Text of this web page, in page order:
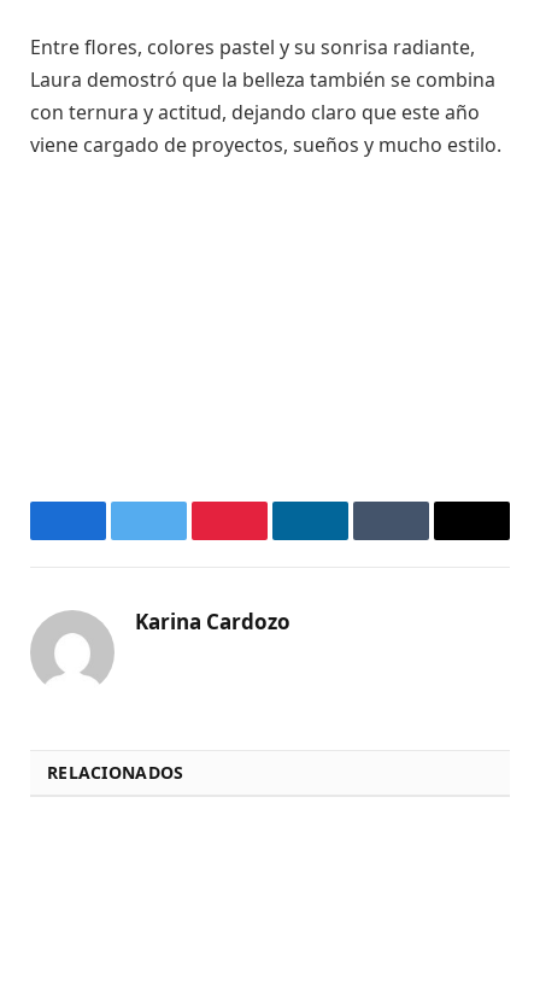
Entre flores, colores pastel y su sonrisa radiante,
Laura demostró que la belleza también se combina
con ternura y actitud, dejando claro que este año
viene cargado de proyectos, sueños y mucho estilo.
FacebookTwitter PinterestLinkedInTumblr Email
Karina Cardozo
RELACIONADOS